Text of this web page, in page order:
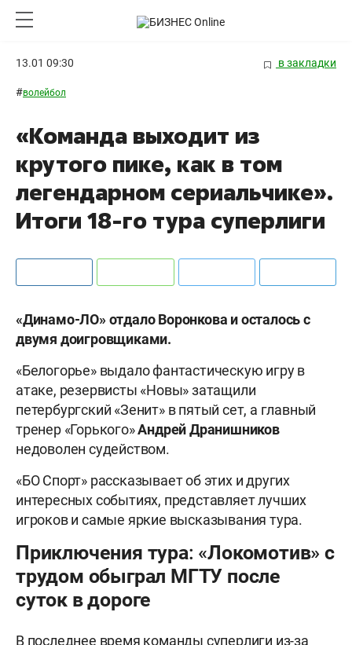
13.01 09:30 в закладки
#волейбол
«Команда выходит из
крутого пике, как в том
легендарном сериальчике».
Итоги 18-го тура суперлиги
«Динамо-ЛО» отдало Воронкова и осталось с
двумя доигровщиками.
«Белогорье» выдало фантастическую игру в
атаке, резервисты «Новы» затащили
петербургский «Зенит» в пятый сет, а главный
тренер «Горького»Андрей Дранишников
недоволен судейством.
«БО Спорт» рассказывает об этих и других
интересных событиях, представляет лучших
игроков и самые яркие высказывания тура.
Приключения тура: «Локомотив» с
трудом обыграл МГТУ после
суток в дороге
В последнее время команды суперлиги из-за